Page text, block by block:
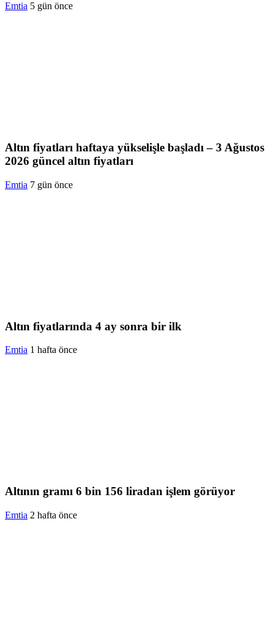
Emtia 5 gün önce
Altın fiyatları haftaya yükselişle başladı – 3 Ağustos
2026 güncel altın fiyatları
Emtia 7 gün önce
Altın fiyatlarında 4 ay sonra bir ilk
Emtia 1 hafta önce
Altının gramı 6 bin 156 liradan işlem görüyor
Emtia 2 hafta önce